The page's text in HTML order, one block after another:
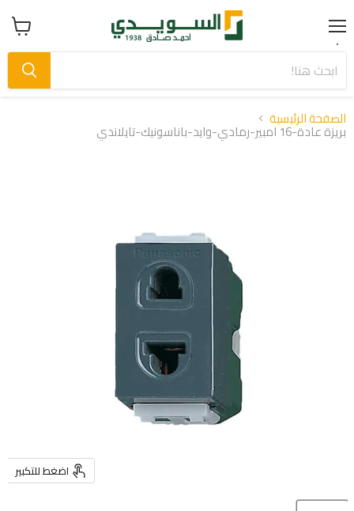
Menu عرض
سلة
الصفحة الرئيسية
بريزة عادة-16 امبير-رمادي-وايد-باناسونيك-تايلاندي
اضغط للتكبير